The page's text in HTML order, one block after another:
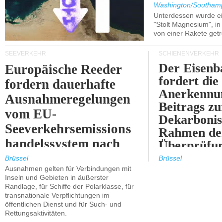
Washington/
Unterdessen wurde
"Stolt Magnesium",
von einer Rakete
SEEVERKEHR
Europäische Reeder
fordern dauerhafte
Ausnahmeregelungen
vom EU-
Seeverkehrsemissions
handelssystem nach
2030.
Brüssel
Ausnahmen gelten für Verbindungen mit
Inseln und Gebieten in äußerster
Randlage, für Schiffe der Polarklasse, für
transnationale Verpflichtungen im
öffentlichen Dienst und für Such- und
Rettungsaktivitäten.
SCHIENENVERKEHR
Der
fordert die
Beitrags
Rahmen
ETS.
Brüssel